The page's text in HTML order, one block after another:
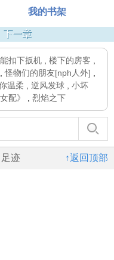
我的书架
下一章
扣下扳机 楼下的房客
,怪物们的朋友[nph人外]
温柔 逆风发球
小坏
配》 烈焰之下
↑返回顶部
足迹